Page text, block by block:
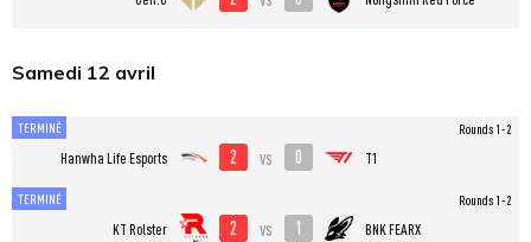
Samedi 12 avril
TERMINÉ
Hanwha Life Esports 2 vs 0 T1
Rounds 1-2
TERMINÉ
KT Rolster 2 vs 1 BNK FEARX
Rounds 1-2